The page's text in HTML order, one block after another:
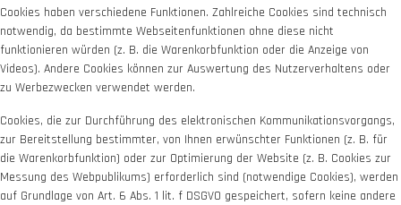
Cookies haben verschiedene Funktionen. Zahlreiche Cookies sind technisch
notwendig, da bestimmte Webseitenfunktionen ohne diese nicht
funktionieren würden (z. B. die Warenkorbfunktion oder die Anzeige von
Videos). Andere Cookies können zur Auswertung des Nutzerverhaltens oder
zu Werbezwecken verwendet werden.
Cookies, die zur Durchführung des elektronischen Kommunikationsvorgangs,
zur Bereitstellung bestimmter, von Ihnen erwünschter Funktionen (z. B. für
die Warenkorbfunktion) oder zur Optimierung der Website (z. B. Cookies zur
Messung des Webpublikums) erforderlich sind (notwendige Cookies), werden
auf Grundlage von Art. 6 Abs. 1 lit. f DSGVO gespeichert, sofern keine andere